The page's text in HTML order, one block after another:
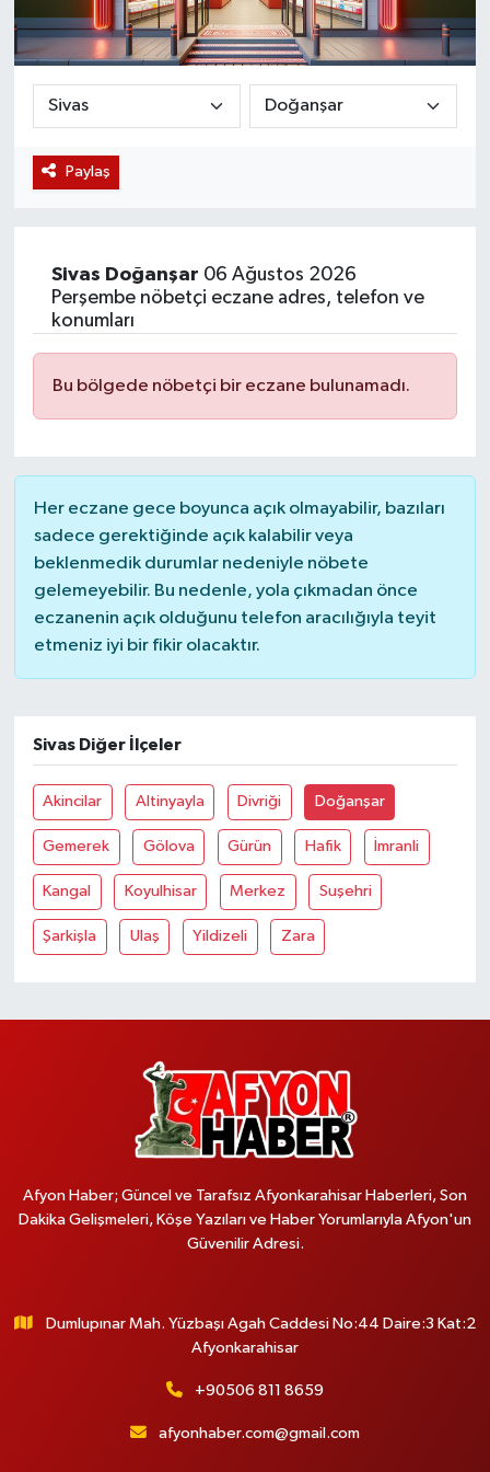
Paylaş
Sivas Doğanşar 06 Ağustos 2026
Perşembe nöbetçi eczane adres, telefon ve
konumları
Bu bölgede nöbetçi bir eczane bulunamadı.
Her eczane gece boyunca açık olmayabilir, bazıları
sadece gerektiğinde açık kalabilir veya
beklenmedik durumlar nedeniyle nöbete
gelemeyebilir. Bu nedenle, yola çıkmadan önce
eczanenin açık olduğunu telefon aracılığıyla teyit
etmeniz iyi bir fikir olacaktır.
Sivas Diğer İlçeler
Akincilar Altinyayla Divriği Doğanşar
Gemerek Gölova Gürün Hafik İmranli
Kangal Koyulhisar Merkez Suşehri
Şarkişla Ulaş Yildizeli Zara
Afyon Haber; Güncel ve Tarafsız Afyonkarahisar Haberleri, Son
Dakika Gelişmeleri, Köşe Yazıları ve Haber Yorumlarıyla Afyon'un
Güvenilir Adresi.
Dumlupınar Mah. Yüzbaşı Agah Caddesi No:44 Daire:3 Kat:2
Afyonkarahisar
+90506 811 8659
afyonhaber.com@gmail.com
Magazin
Etkinlikler